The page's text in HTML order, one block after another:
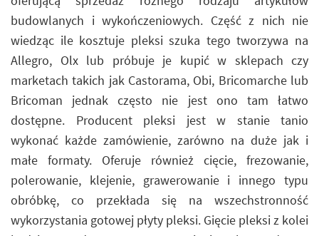
budowlanych i wykończeniowych. Część z nich nie
wiedząc ile kosztuje pleksi szuka tego tworzywa na
Allegro, Olx lub próbuje je kupić w sklepach czy
marketach takich jak Castorama, Obi, Bricomarche lub
Bricoman jednak często nie jest ono tam łatwo
dostępne. Producent pleksi jest w stanie tanio
wykonać każde zamówienie, zarówno na duże jak i
małe formaty. Oferuje również cięcie, frezowanie,
polerowanie, klejenie, grawerowanie i innego typu
obróbkę, co przekłada się na wszechstronność
wykorzystania gotowej płyty pleksi. Gięcie pleksi z kolei